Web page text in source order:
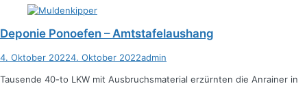
Deponie Ponoefen – Amtstafelaushang
Posted
4. Oktober 20224. Oktober 2022Autor
admin
Tausende 40-to LKW mit Ausbruchsmaterial erzürnten die Anrainer in